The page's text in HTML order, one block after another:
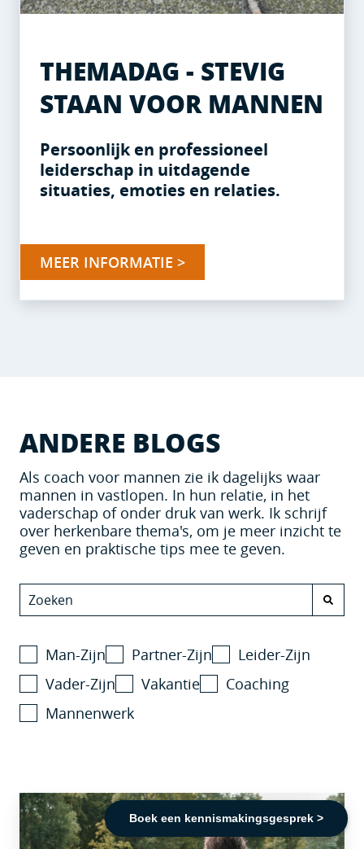
Boek een kennismakingsgesprek >
THEMADAG - STEVIG
STAAN VOOR MANNEN
Persoonlijk en professioneel
leiderschap in uitdagende
situaties, emoties en relaties.
MEER INFORMATIE >
ANDERE BLOGS
Als coach voor mannen zie ik dagelijks waar
mannen in vastlopen. In hun relatie, in het
vaderschap of onder druk van werk. Ik schrijf
over herkenbare thema's, om je meer inzicht te
geven en praktische tips mee te geven.
Man-Zijn Partner-Zijn
Leider-Zijn
Vader-Zijn
Vakantie
Coaching
Mannenwerk